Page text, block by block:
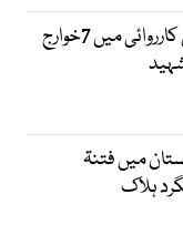
ہنگو؛ سیکیورٹی فورسز کی کارروائی میں 7خوارج
3: بلوچستان میں فتنۃ